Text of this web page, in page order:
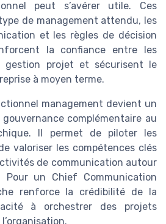
peut s’avérer utile. Ces
de management attendu, les
et les règles de décision
la confiance entre les
gestion projet et sécurisent le
à moyen terme.
management devient un
complémentaire au
Il permet de piloter les
valoriser les compétences clés
de communication autour
Pour un Chief Communication
renforce la crédibilité de la
à orchestrer des projets